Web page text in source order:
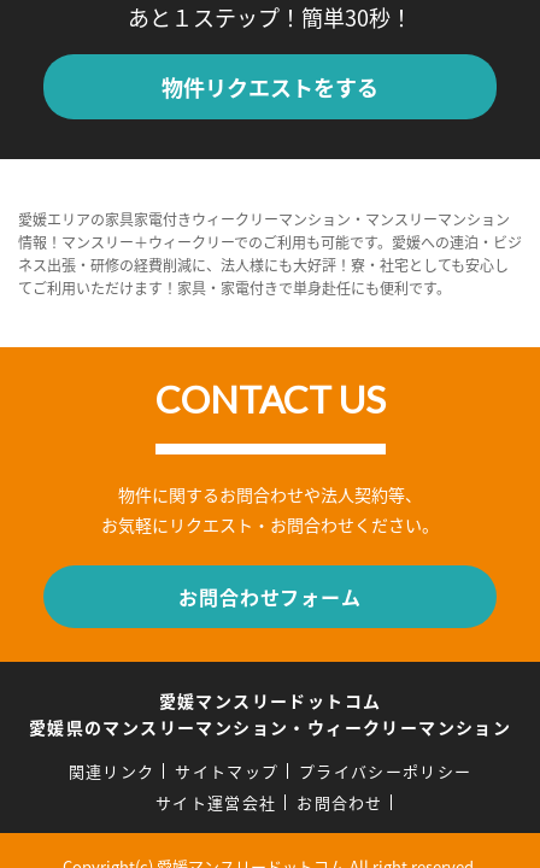
あと１ステップ！簡単30秒！
物件リクエストをする
愛媛エリアの家具家電付きウィークリーマンション・マンスリーマンション
情報！マンスリー＋ウィークリーでのご利用も可能です。愛媛への連泊・ビジ
ネス出張・研修の経費削減に、法人様にも大好評！寮・社宅としても安心し
てご利用いただけます！家具・家電付きで単身赴任にも便利です。
CONTACT US
物件に関するお問合わせや法人契約等、
お気軽にリクエスト・お問合わせください。
お問合わせフォーム
愛媛マンスリードットコム
愛媛県のマンスリーマンション・ウィークリーマンション
関連リンク サイトマップ
プライバシーポリシー
サイト運営会社
お問合わせ